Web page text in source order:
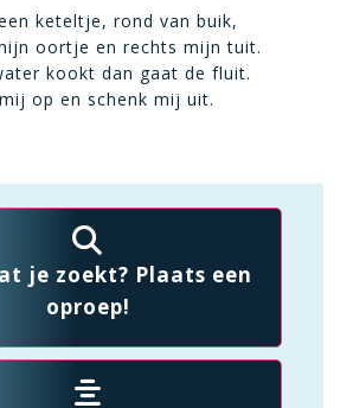
keteltje, rond van buik,
oortje en rechts mijn tuit.
kookt dan gaat de fluit.
op en schenk mij uit.
je zoekt? Plaats een
oproep!